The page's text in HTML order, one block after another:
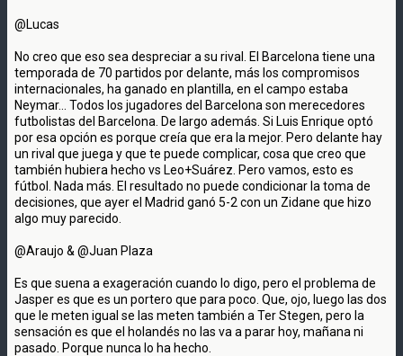
@Lucas
No creo que eso sea despreciar a su rival. El Barcelona tiene una
temporada de 70 partidos por delante, más los compromisos
internacionales, ha ganado en plantilla, en el campo estaba
Neymar... Todos los jugadores del Barcelona son merecedores
futbolistas del Barcelona. De largo además. Si Luis Enrique optó
por esa opción es porque creía que era la mejor. Pero delante hay
un rival que juega y que te puede complicar, cosa que creo que
también hubiera hecho vs Leo+Suárez. Pero vamos, esto es
fútbol. Nada más. El resultado no puede condicionar la toma de
decisiones, que ayer el Madrid ganó 5-2 con un Zidane que hizo
algo muy parecido.
@Araujo & @Juan Plaza
Es que suena a exageración cuando lo digo, pero el problema de
Jasper es que es un portero que para poco. Que, ojo, luego las dos
que le meten igual se las meten también a Ter Stegen, pero la
sensación es que el holandés no las va a parar hoy, mañana ni
pasado. Porque nunca lo ha hecho.